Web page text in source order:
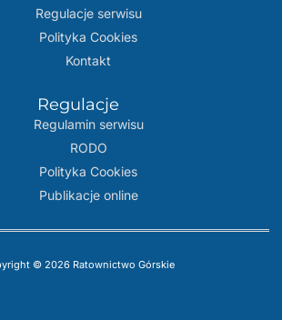
Regulacje serwisu
Polityka Cookies
Kontakt
Regulacje
Regulamin serwisu
RODO
Polityka Cookies
Publikacje online
© 2026 Ratownictwo Górskie